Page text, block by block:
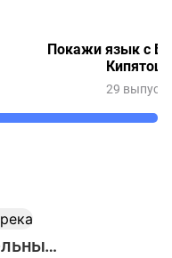
Покажи язык с
29
Любознательные Дети